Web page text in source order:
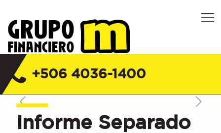
+506 4036-1400
Informe Separado